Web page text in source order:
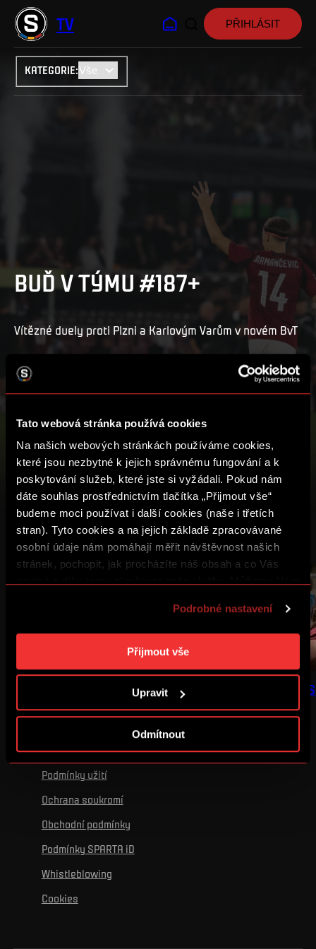
Tato webová stránka používá cookies
Na našich webových stránkách používáme cookies,
které jsou nezbytné k jejich správnému fungování a k
poskytování služeb, které jste si vyžádali. Pokud nám
dáte souhlas prostřednictvím tlačítka „Přijmout vše“
budeme moci používat i další cookies (naše i třetích
stran). Tyto cookies a na jejich základě zpracovávané
osobní údaje nám pomáhají měřit návštěvnost našich
stránek, pochopit, jak procházíte náš obsah a co Vás
reklamu na základě Vašich preferencí. Jednotlivé
cookies a účely zpracování si můžete nastavit v
„Podrobném nastavení“. Nastavení cookies si můžete
kdykoliv změnit. Jak takovou úpravu provést a další
Podrobné nastavení
Přijmout vše
Upravit
Odmítnout
TV
KATEGORIE:
PŘIHLÁSIT
BUĎ V TÝMU #187+
Vítězné duely proti Plzni a Karlovým Varům v novém BvT
MŮJ SEZNAM
DALŠÍ VIDEA
16:31
BUĎ V TÝMU: FOCUS #3
18:55
BUĎ V TÝMU:
Podmínky užití
Ochrana soukromí
Obchodní podmínky
Podmínky SPARTA iD
Whistleblowing
Cookies